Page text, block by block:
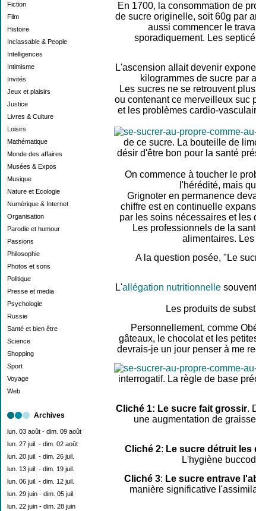
Fiction
Film
Histoire
Inclassable & People
Intelligences
Intimisme
Invités
Jeux et plaisirs
Justice
Livres & Culture
Loisirs
Mathématique
Monde des affaires
Musées & Expos
Musique
Nature et Ecologie
Numérique & Internet
Organisation
Parodie et humour
Passions
Philosophie
Photos et sons
Politique
Presse et media
Psychologie
Russie
Santé et bien être
Science
Shopping
Sport
Voyage
Web
Archives
lun. 03 août - dim. 09 août
lun. 27 juil. - dim. 02 août
lun. 20 juil. - dim. 26 juil.
lun. 13 juil. - dim. 19 juil.
lun. 06 juil. - dim. 12 juil.
lun. 29 juin - dim. 05 juil.
lun. 22 juin - dim. 28 juin
En 1700, la consommation de
de sucre originelle, soit 60g par
aussi commencer le
sporadiquement. Les
L'ascension allait devenir
kilogrammes de sucre par
Les sucres ne se retrouvent
ou contenant ce merveilleux suc
et les problèmes cardio-
de ce sucre. La bouteille de
désir d'être bon pour la santé
On commence à toucher le
l'hérédité, mais
Grignoter en permanence
chiffre est en continuelle
par les soins nécessaires et les
Les professionnels de la
alimentaires.
A la question posée, "Le
L'allégation nutritionnelle
Les produits de
Personnellement, comme
gâteaux, le chocolat et les
devrais-je un jour penser à me
interrogatif. La règle de base
Cliché 1: Le sucre fait grossir.
une augmentation de
Cliché 2: Le sucre détruit les
L'hygiène
Cliché 3: Le sucre entrave
manière significative